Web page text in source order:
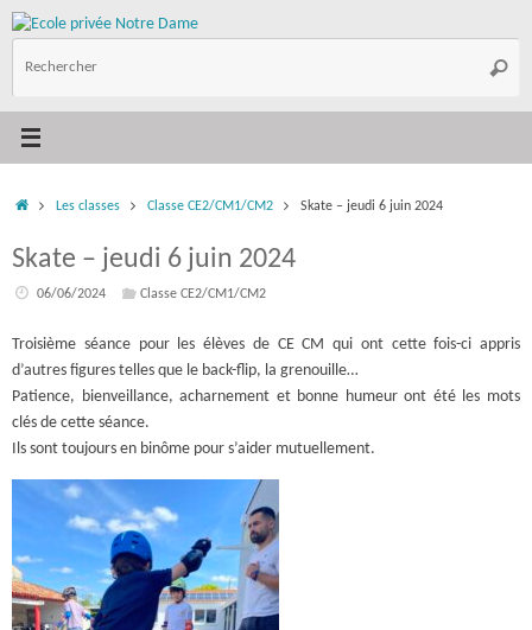
Passer
au
contenu
AccueilLes classes Classe CE2/CM1/CM2 Skate – jeudi 6 juin 2024
Skate – jeudi 6 juin 2024
06/06/2024 Classe CE2/CM1/CM2
Troisième séance pour les élèves de CE CM qui ont cette fois-ci appris
d’autres figures telles que le back-flip, la grenouille…
Patience, bienveillance, acharnement et bonne humeur ont été les mots
clés de cette séance.
Ils sont toujours en binôme pour s’aider mutuellement.